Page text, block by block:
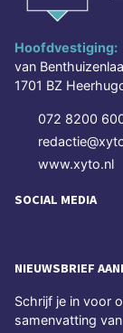
Hoofdvestiging:
van
1701 BZ
072 8200
www.xyto.nl
SOCIAL MEDIA
NIEUWSBRIEF
Schrijf je in voor
samenvatting